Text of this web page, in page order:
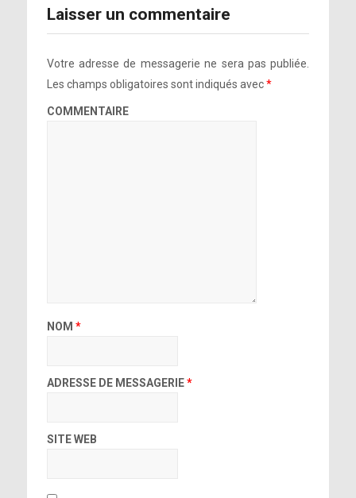
Laisser un commentaire
Votre adresse de messagerie ne sera pas publiée.
Les champs obligatoires sont indiqués avec*
COMMENTAIRE
NOM *
ADRESSE DE MESSAGERIE*
SITE WEB